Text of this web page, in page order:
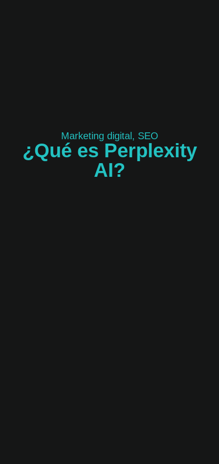
Marketing digital , SEO
¿Qué es Perplexity
AI?